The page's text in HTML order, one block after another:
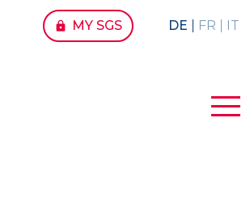
lock MY SGS DE FR IT